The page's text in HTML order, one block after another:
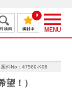
0
案件No：47569-K08
望！）